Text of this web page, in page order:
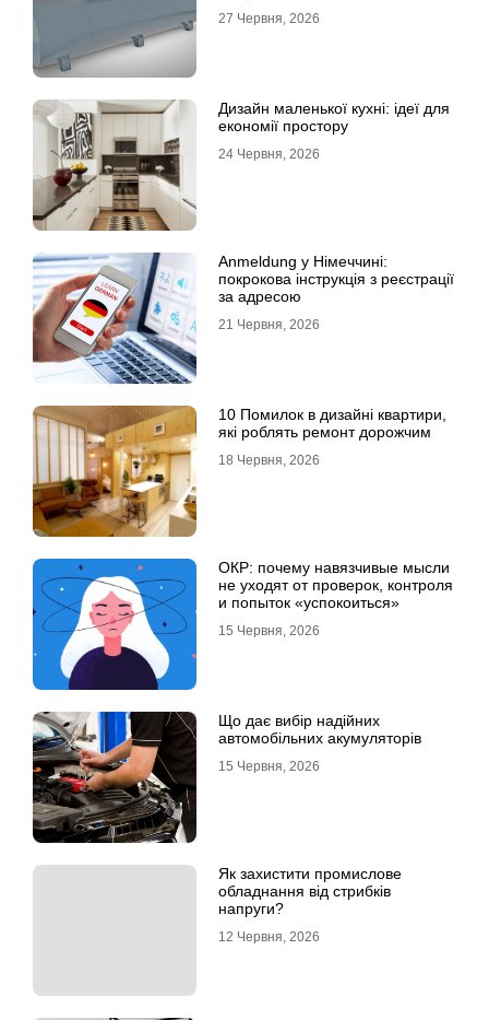
27 Червня, 2026
Дизайн маленької кухні: ідеї для
економії простору
24 Червня, 2026
Anmeldung у Німеччині:
покрокова інструкція з реєстрації
за адресою
21 Червня, 2026
10 Помилок в дизайні квартири,
які роблять ремонт дорожчим
18 Червня, 2026
ОКР: почему навязчивые мысли
не уходят от проверок, контроля
и попыток «успокоиться»
15 Червня, 2026
Що дає вибір надійних
автомобільних акумуляторів
15 Червня, 2026
Як захистити промислове
обладнання від стрибків
напруги?
12 Червня, 2026